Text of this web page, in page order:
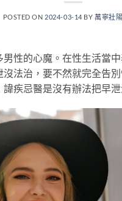
POSTED ON 2024-03-14 BY萬寧壯
性的心魔。在性生活當
法治，要不然就完全告
疾忌醫是沒有辦法把早泄